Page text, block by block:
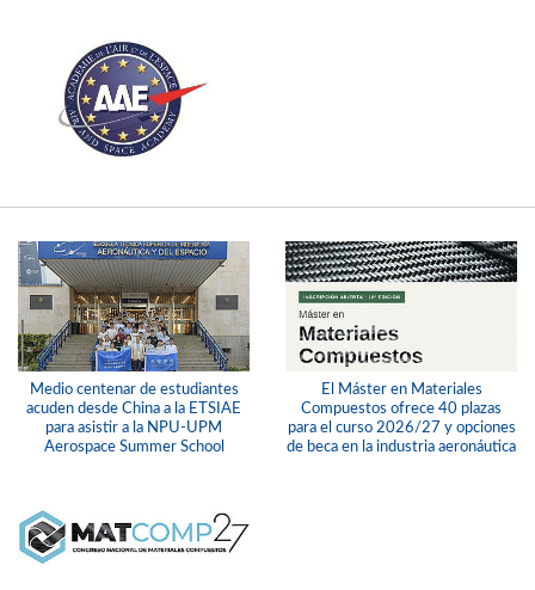
Medio centenar de estudiantes
acuden desde China a la ETSIAE
para asistir a la NPU-UPM
Aerospace Summer School
El Máster en Materiales
Compuestos ofrece 40 plazas
para el curso 2026/27 y opciones
de beca en la industria aeronáutica